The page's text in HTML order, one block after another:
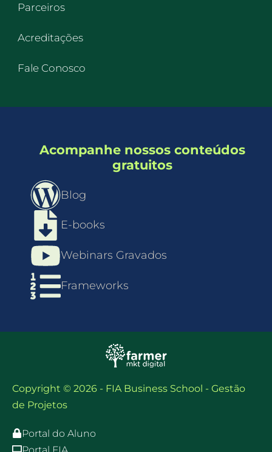
Parceiros
Acreditações
Fale Conosco
Acompanhe nossos conteúdos
gratuitos
Blog
E-books
Webinars Gravados
Frameworks
Copyright © 2026 - FIA Business School - Gestão
de Projetos
Portal do Aluno